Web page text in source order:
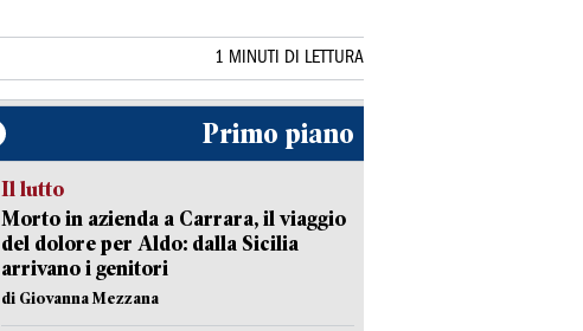
1 MINUTI DI LETTURA
Primo piano
Il lutto
Morto in azienda a Carrara, il viaggio
del dolore per Aldo: dalla Sicilia
arrivano i genitori
di Giovanna Mezzana